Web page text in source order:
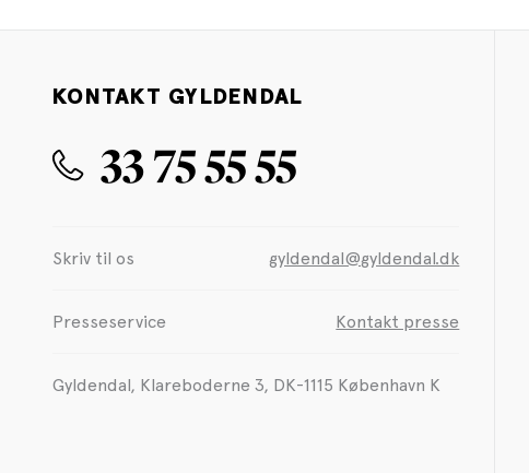
KONTAKT GYLDENDAL
33 75 55 55
Skriv til os gyldendal@gyldendal.dk
Presseservice Kontakt presse
Gyldendal, Klareboderne 3, DK-1115 København K